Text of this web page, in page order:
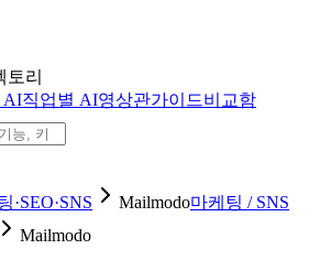
토리
AI직업별 AI영상관가이드비교함
·SEO·SNS Mailmodo마케팅 / SNS
Mailmodo